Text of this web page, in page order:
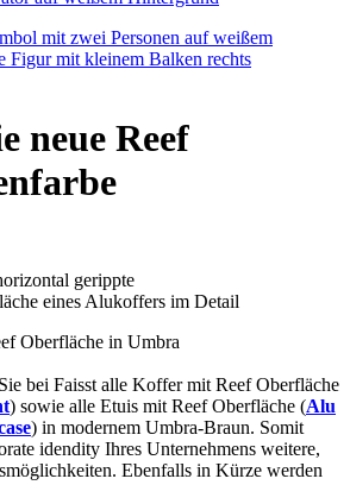
neue Reef
Oberfläche in Umbra
bei Faisst alle Koffer mit Reef Oberfläche
) sowie alle Etuis mit Reef Oberfläche (Alu
) in modernem Umbra-Braun. Somit
idendity Ihres Unternehmens weitere,
Ebenfalls in Kürze werden